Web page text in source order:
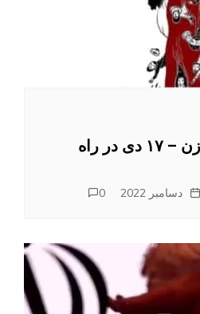
سالروز آزادی زن – ۱۷ دی در راه
0